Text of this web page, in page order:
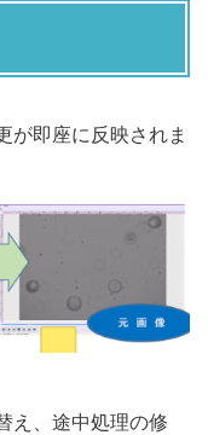
が即座に反映されま
え、途中処理の修